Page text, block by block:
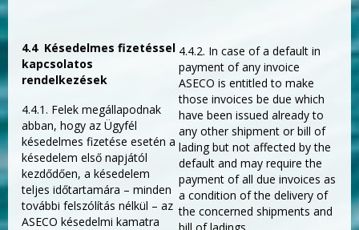
4.4 Késedelmes fizetéssel
kapcsolatos
rendelkezések
4.4.1. Felek megállapodnak
abban, hogy az Ügyfél
késedelmes fizetése esetén a
késedelem első napjától
kezdődően, a késedelem
teljes időtartamára – minden
további felszólítás nélkül – az
ASECO késedelmi kamatra
4.4.2. In case of a default in
payment of any invoice
ASECO is entitled to make
those invoices be due which
have been issued already to
any other shipment or bill of
lading but not affected by the
default and may require the
payment of all due invoices as
a condition of the delivery of
the concerned shipments and